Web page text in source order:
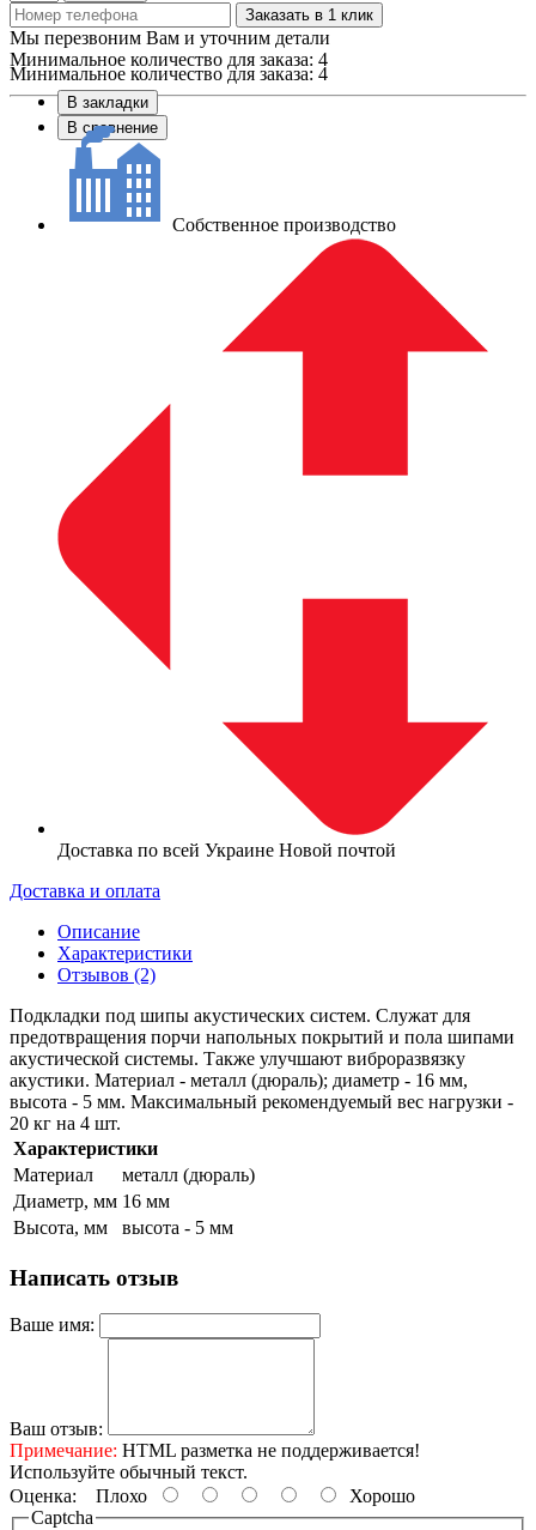
Заказать в 1 клик
Мы перезвоним Вам и уточним детали
Минимальное количество для заказа: 4
В закладки
В сравнение
Минимальное количество для заказа: 4
Собственное производство
Доставка по всей Украине Новой почтой
Доставка и оплата
Описание
Характеристики
Отзывов (2)
Подкладки под шипы акустических систем. Служат для
предотвращения порчи напольных покрытий и пола шипами
акустической системы. Также улучшают виброразвязку
акустики. Материал - металл (дюраль); диаметр - 16 мм,
высота - 5 мм. Максимальный рекомендуемый вес нагрузки -
20 кг на 4 шт.
Характеристики
Материал
металл (дюраль)
Диаметр, мм 16 мм
Высота, мм
высота - 5 мм
Написать отзыв
Ваше имя:
Ваш отзыв:
Примечание: HTML разметка не поддерживается!
Используйте обычный текст.
Оценка: Плохо
Хорошо
Captcha